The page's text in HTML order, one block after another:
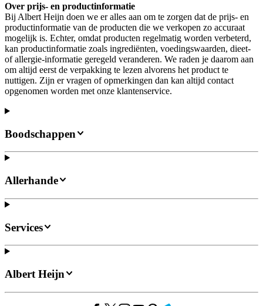
Over prijs- en productinformatie
Bij Albert Heijn doen we er alles aan om te zorgen dat de prijs- en
productinformatie van de producten die we verkopen zo accuraat
mogelijk is. Echter, omdat producten regelmatig worden verbeterd,
kan productinformatie zoals ingrediënten, voedingswaarden, dieet-
of allergie-informatie geregeld veranderen. We raden je daarom aan
om altijd eerst de verpakking te lezen alvorens het product te
nuttigen. Zijn er vragen of opmerkingen dan kan altijd contact
opgenomen worden met onze klantenservice.
Boodschappen
Allerhande
Services
Albert Heijn